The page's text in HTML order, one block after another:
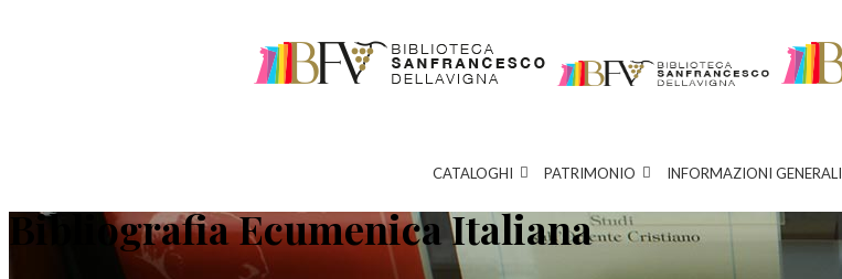
CATALOGHI PATRIMONIO INFORMAZIONI GENERALI
Bibliografia Ecumenica Italiana